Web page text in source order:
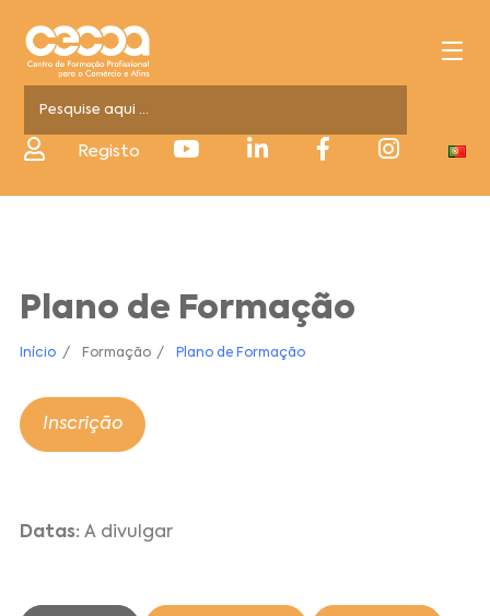
Registo
Plano de Formação
Início Formação Plano de Formação
Inscrição
Datas:A divulgar